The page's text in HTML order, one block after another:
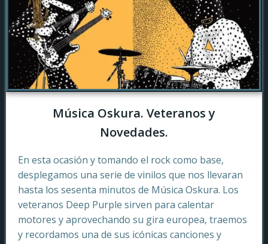
Música Oskura. Veteranos y
Novedades.
En esta ocasión y tomando el rock como base,
desplegamos una serie de vinilos que nos llevaran
hasta los sesenta minutos de Música Oskura. Los
veteranos Deep Purple sirven para calentar
motores y aprovechando su gira europea, traemos
y recordamos una de sus icónicas canciones y